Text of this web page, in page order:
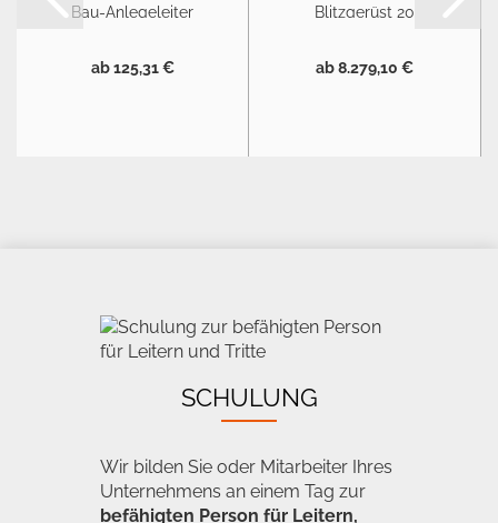
Bau-Anlegeleiter
ab 125,31 €
Blitzgerüst 20
ab 8.279,10 €
SCHULUNG
Wir bilden Sie oder Mitarbeiter Ihres
Unternehmens an einem Tag zur
befähigten Person für Leitern,